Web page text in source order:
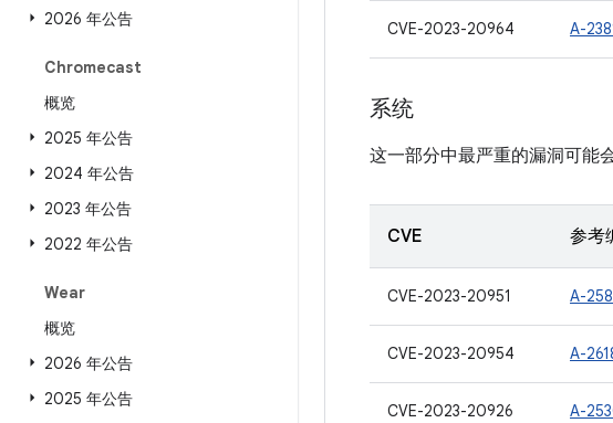
2026 年公告
Chromecast
概览
2025 年公告
2024 年公告
2023 年公告
2022 年公告
Wear
概览
2026 年公告
2025 年公告
CVE-2023-20964 A-
系统
这一部分中最严重的漏洞可能
CVE 参考
CVE-2023-20951 A-
CVE-2023-20954 A-
CVE-2023-20926 A-